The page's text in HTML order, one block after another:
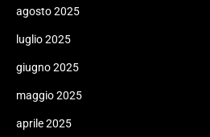
agosto 2025
luglio 2025
giugno 2025
maggio 2025
aprile 2025